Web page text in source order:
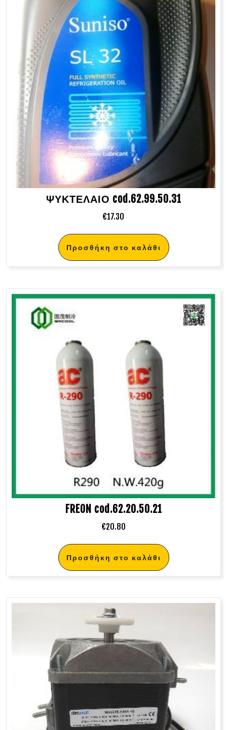
ΨΥΚΤΕΛΑΙΟ cod.62.99.50.31
€17.30
Προσθήκη στο καλάθι
FREON cod.62.20.50.21
€20.80
Προσθήκη στο καλάθι